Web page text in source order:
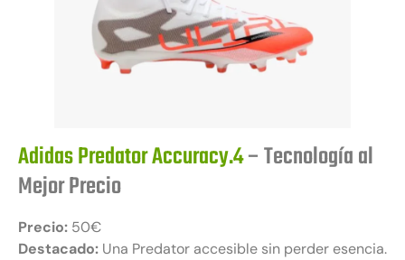
Adidas Predator Accuracy.4– Tecnología al
Mejor Precio
Precio: 50€
Destacado: Una Predator accesible sin perder esencia.